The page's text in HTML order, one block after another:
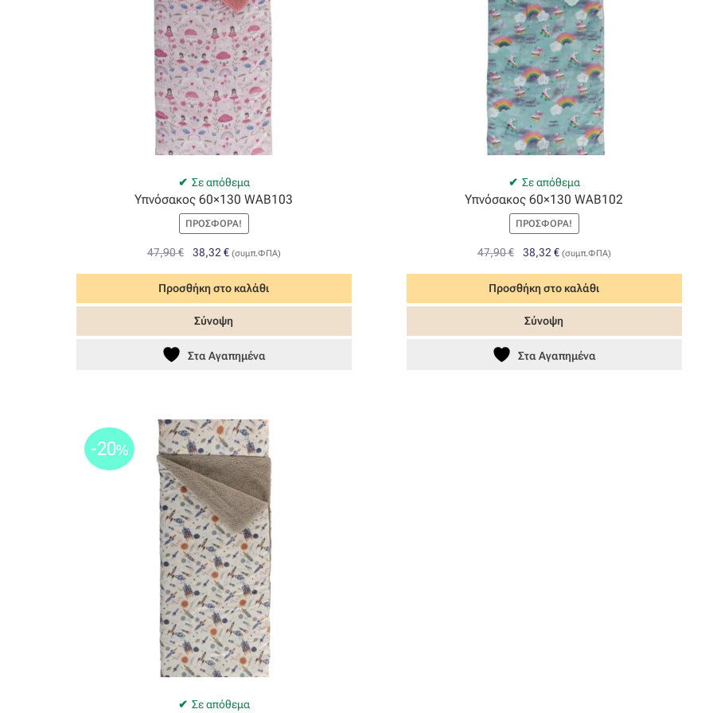
Σε απόθεμα
Υπνόσακος 60×130 WAB103
ΠΡΟΣΦΟΡΆ!
47,90€
Original
was:
47,90 €.
38,32€Η
τιμή
είναι:
38,32 €.
(συμπ.ΦΠΑ)
Προσθήκη στο καλάθι
Σύνοψη
Στα Αγαπημένα
Σε απόθεμα
Υπνόσακος 60×130 WAB102
ΠΡΟΣΦΟΡΆ!
47,90€
Original
was:
47,90 €.
38,32€Η
τιμή
είναι:
38,32 €.
(συμπ.ΦΠΑ)
Προσθήκη στο καλάθι
Σύνοψη
Στα Αγαπημένα
Σε απόθεμα
-20%